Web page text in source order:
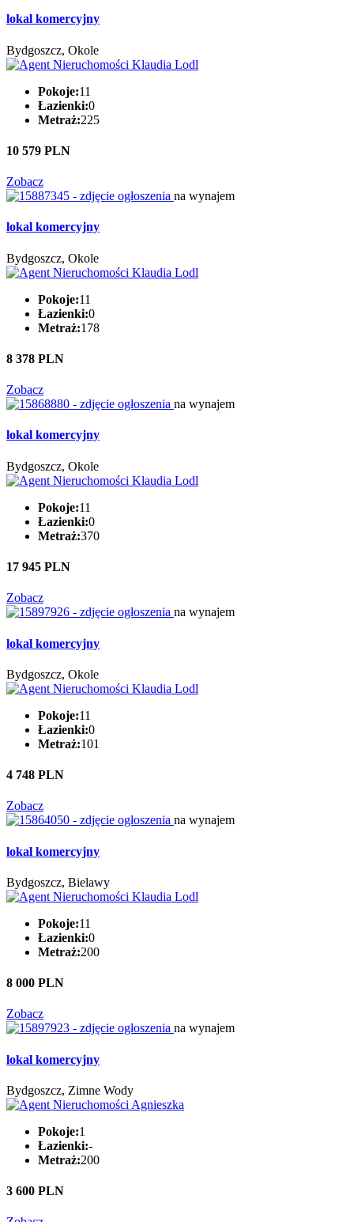
lokal komercyjny
Bydgoszcz, Okole
Pokoje:11
Łazienki:0
Metraż:225
10 579 PLN
Zobacz
na wynajem
lokal komercyjny
Bydgoszcz, Okole
Pokoje:11
Łazienki:0
Metraż:178
8 378 PLN
Zobacz
na wynajem
lokal komercyjny
Bydgoszcz, Okole
Pokoje:11
Łazienki:0
Metraż:370
17 945 PLN
Zobacz
na wynajem
lokal komercyjny
Bydgoszcz, Okole
Pokoje:11
Łazienki:0
Metraż:101
4 748 PLN
Zobacz
na wynajem
lokal komercyjny
Bydgoszcz, Bielawy
Pokoje:11
Łazienki:0
Metraż:200
8 000 PLN
Zobacz
na wynajem
lokal komercyjny
Bydgoszcz, Zimne Wody
Pokoje:1
Łazienki:-
Metraż:200
3 600 PLN